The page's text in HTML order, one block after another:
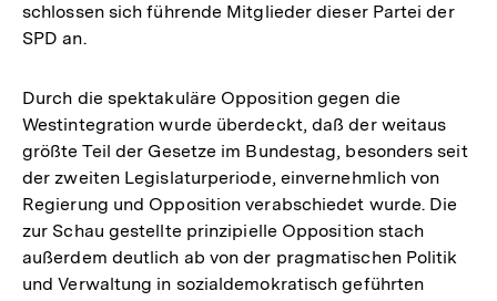
schlossen sich führende Mitglieder dieser Partei der
SPD an.
Durch die spektakuläre Opposition gegen die
Westintegration wurde überdeckt, daß der weitaus
größte Teil der Gesetze im Bundestag, besonders seit
der zweiten Legislaturperiode, einvernehmlich von
Regierung und Opposition verabschiedet wurde. Die
zur Schau gestellte prinzipielle Opposition stach
außerdem deutlich ab von der pragmatischen Politik
und Verwaltung in sozialdemokratisch geführten